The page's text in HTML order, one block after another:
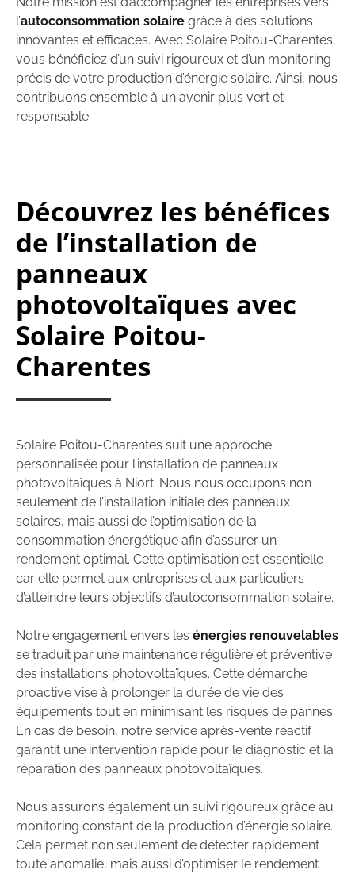
l’autoconsommation solaire grâce à des solutions
innovantes et efficaces. Avec Solaire Poitou-Charentes,
vous bénéficiez d’un suivi rigoureux et d’un monitoring
précis de votre production d’énergie solaire. Ainsi, nous
contribuons ensemble à un avenir plus vert et
responsable.
Découvrez les bénéfices
de l’installation de
panneaux
photovoltaïques avec
Solaire Poitou-
Charentes
Solaire Poitou-Charentes suit une approche
personnalisée pour l’installation de panneaux
photovoltaïques à Niort. Nous nous occupons non
seulement de l’installation initiale des panneaux
solaires, mais aussi de l’optimisation de la
consommation énergétique afin d’assurer un
rendement optimal. Cette optimisation est essentielle
car elle permet aux entreprises et aux particuliers
d’atteindre leurs objectifs d’autoconsommation solaire.
Notre engagement envers les énergies renouvelables
se traduit par une maintenance régulière et préventive
des installations photovoltaïques. Cette démarche
proactive vise à prolonger la durée de vie des
équipements tout en minimisant les risques de pannes.
En cas de besoin, notre service après-vente réactif
garantit une intervention rapide pour le diagnostic et la
réparation des panneaux photovoltaïques.
Nous assurons également un suivi rigoureux grâce au
monitoring constant de la production d’énergie solaire.
Cela permet non seulement de détecter rapidement
toute anomalie, mais aussi d’optimiser le rendement